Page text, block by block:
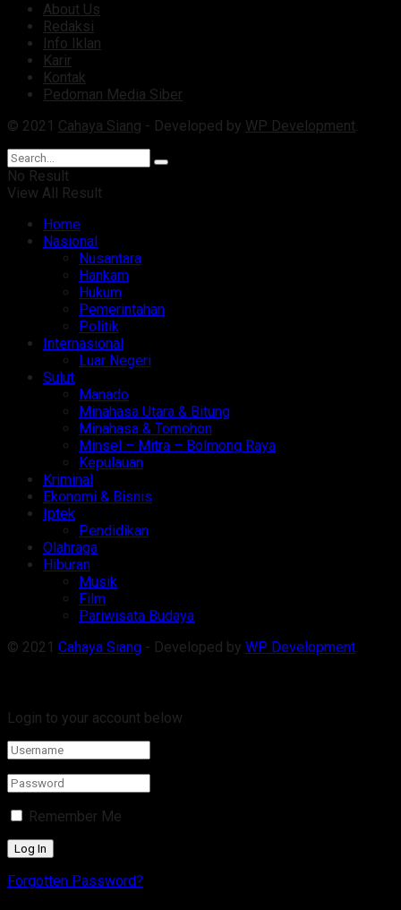
About Us
Redaksi
Info Iklan
Karir
Kontak
Pedoman Media Siber
© 2021 Cahaya Siang - Developed by WP Development.
No Result
View All Result
Home
Nasional
Nusantara
Hankam
Hukum
Pemerintahan
Politik
Internasional
Luar Negeri
Sulut
Manado
Minahasa Utara & Bitung
Minahasa & Tomohon
Minsel – Mitra – Bolmong Raya
Kepulauan
Kriminal
Ekonomi & Bisnis
Iptek
Pendidikan
Olahraga
Hiburan
Musik
Film
Pariwisata Budaya
© 2021 Cahaya Siang - Developed by WP Development.
Login to your account below
Remember Me
Forgotten Password?